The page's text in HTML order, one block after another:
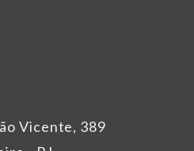
Vicente, 389